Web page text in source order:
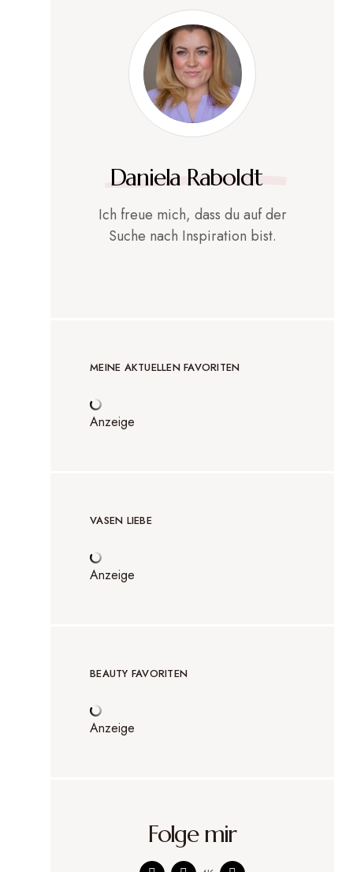
Daniela Raboldt
Ich freue mich, dass du auf der
Suche nach Inspiration bist.
MEINE AKTUELLEN FAVORITEN
Anzeige
VASEN LIEBE
Anzeige
BEAUTY FAVORITEN
Anzeige
Folge mir